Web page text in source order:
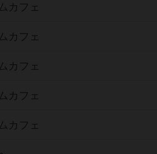
カフェ
カフェ
カフェ
カフェ
カフェ